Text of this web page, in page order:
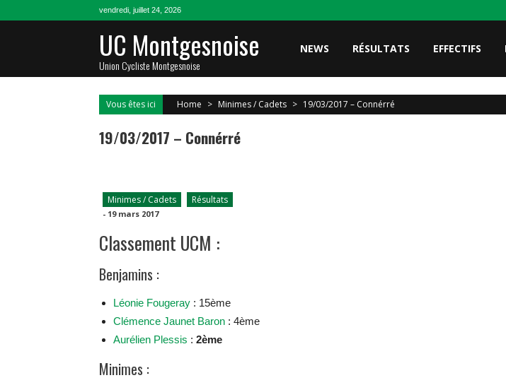
vendredi, juillet 24, 2026
UC Montgesnoise
Union Cycliste Montgesnoise
NEWS RÉSULTATS EFFECTIFS
Vous êtes ici Home > Minimes / Cadets > 19/03/2017 – Connérré
19/03/2017 – Connérré
Minimes / Cadets Résultats
- 19 mars 2017
Classement UCM :
Benjamins :
Léonie Fougeray : 15ème
Clémence Jaunet Baron : 4ème
Aurélien Plessis : 2ème
Minimes :